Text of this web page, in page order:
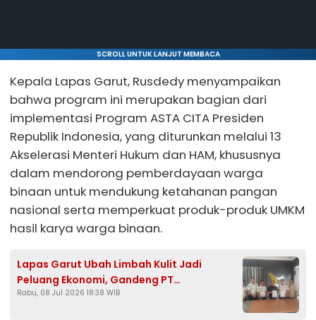
SCROLL UNTUK LANJUT MEMBACA
Kepala Lapas Garut, Rusdedy menyampaikan
bahwa program ini merupakan bagian dari
implementasi Program ASTA CITA Presiden
Republik Indonesia, yang diturunkan melalui 13
Akselerasi Menteri Hukum dan HAM, khususnya
dalam mendorong pemberdayaan warga
binaan untuk mendukung ketahanan pangan
nasional serta memperkuat produk-produk UMKM
hasil karya warga binaan.
Lapas Garut Ubah Limbah Kulit Jadi
Peluang Ekonomi, Gandeng PT
Mandraguna Kembangkan Ekonomi
Rabu, 08 Jul 2026 18:38 WIB